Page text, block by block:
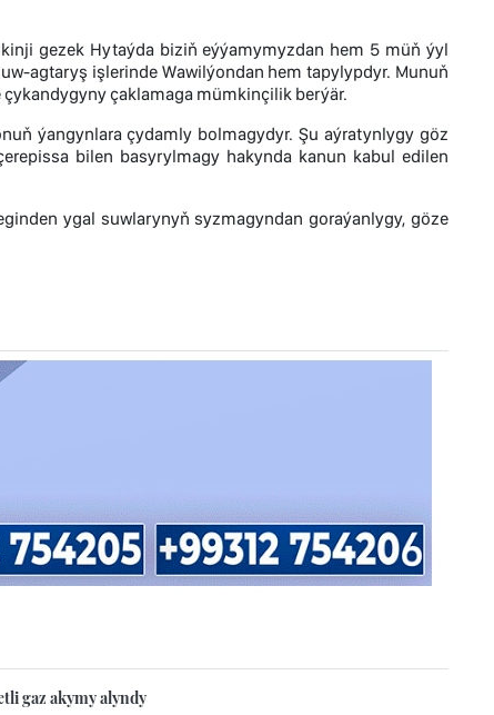
gezek Hytaýda biziň eýýamymyzdan hem 5 müň ýyl
agtaryş işlerinde Wawilýondan hem tapylypdyr. Munuň
çaklamaga mümkinçilik berýär.
ýangynlara çydamly bolmagydyr. Şu aýratynlygy göz
bilen basyrylmagy hakynda kanun kabul edilen
ygal suwlarynyň syzmagyndan goraýanlygy, göze
gaz akymy alyndy